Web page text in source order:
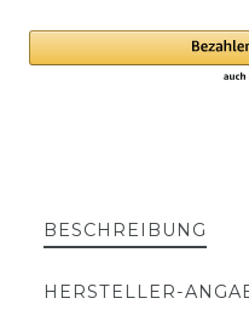
BESCHREIBUNG
HERSTELLER-